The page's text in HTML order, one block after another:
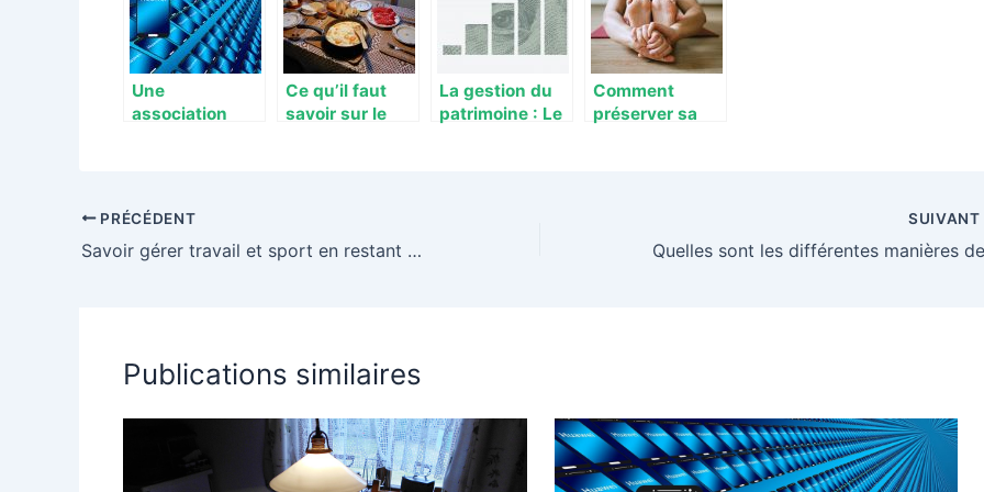
Une
association
Ce qu’il faut
savoir sur le
La gestion du
patrimoine : Le
Comment
préserver sa
PRÉCÉDENT
Savoir gérer travail et sport en restant bien organisé
SUIVANT
Publications similaires